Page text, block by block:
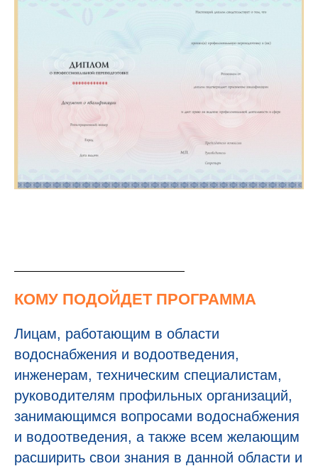
КОМУ ПОДОЙДЕТ ПРОГРАММА
Лицам, работающим в области
водоснабжения и водоотведения,
инженерам, техническим специалистам,
руководителям профильных организаций,
занимающимся вопросами водоснабжения
и водоотведения, а также всем желающим
расширить свои знания в данной области и